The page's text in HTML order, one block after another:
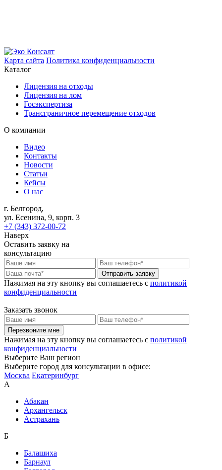
Карта сайта Политика конфиденциальности
Каталог
Лицензия на отходы
Лицензия на лом
Госэкспертиза
Трансграничное перемещение отходов
О компании
Видео
Контакты
Новости
Статьи
Кейсы
О нас
г. Белгород,
ул. Есенина, 9, корп. 3
+7 (343) 372-00-72
Наверх
Оставить заявку на
консультацию
Отправить заявку
Нажимая на эту кнопку вы соглашаетесь c политикой
конфиденциальности
Заказать звонок
Перезвоните мне
Нажимая на эту кнопку вы соглашаетесь c политикой
конфиденциальности
Выберите Ваш регион
Выберите город для консультации в офисе:
Москва Екатеринбург
А
Абакан
Архангельск
Астрахань
Б
Балашиха
Барнаул